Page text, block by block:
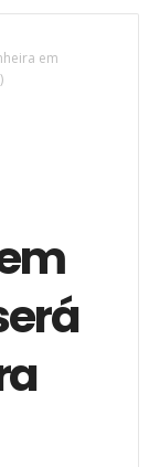
em